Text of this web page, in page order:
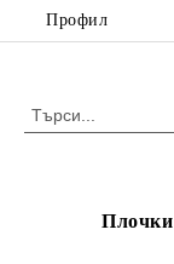
Профил
Плочки